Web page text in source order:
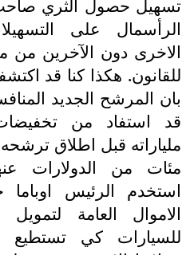
تسهيل حصول الثري
الرأسمال على
الاخرى دون الآخرين من
للقانون. هكذا كنا قد
بان المرشح الجديد
قد استفاد من
ملياراته قبل اطلاق
مئات من الدولارات
استخدم الرئيس اوباما
الاموال العامة
للسيارات كي تستطيع